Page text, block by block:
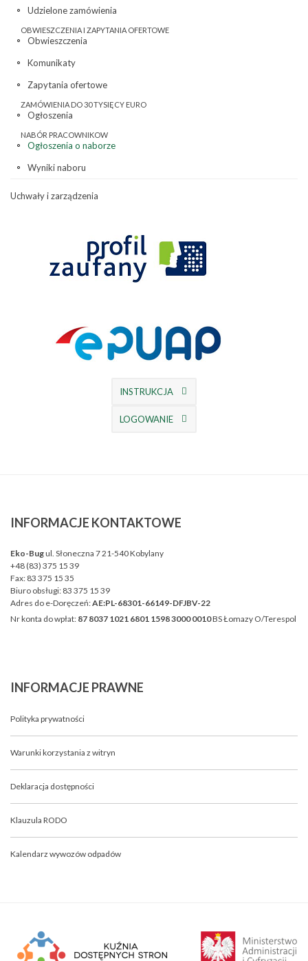
Udzielone zamówienia
OBWIESZCZENIA I ZAPYTANIA OFERTOWE
Obwieszczenia
Komunikaty
Zapytania ofertowe
ZAMÓWIENIA DO 30 TYSIĘCY EURO
Ogłoszenia
NABÓR PRACOWNIKOW
Ogłoszenia o naborze
Wyniki naboru
Uchwały i zarządzenia
INSTRUKCJA
LOGOWANIE
INFORMACJE KONTAKTOWE
Eko-Bugul. Słoneczna 7 21-540 Kobylany
+48 (83) 375 15 39
Fax: 83 375 15 35
Biuro obsługi: 83 375 15 39
Adres do e-Doręczeń:AE:PL-68301-66149-DFJBV-22
Nr konta do wpłat: 87 8037 1021 6801 1598 3000 0010BS Łomazy O/Terespol
INFORMACJE PRAWNE
Polityka prywatności
Warunki korzystania z witryn
Deklaracja dostępności
Klauzula RODO
Kalendarz wywozów odpadów